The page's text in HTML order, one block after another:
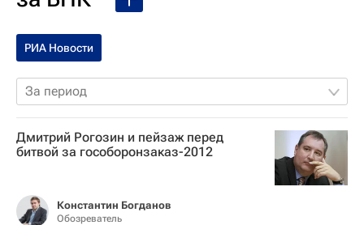
РИА Новости
За период
Дмитрий Рогозин и пейзаж перед
битвой за гособоронзаказ-2012
Константин Богданов
Обозреватель